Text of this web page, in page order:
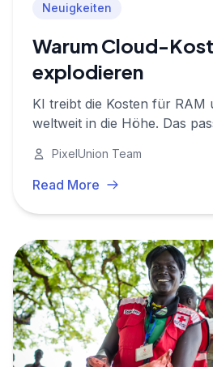
Neuigkeiten
Warum Cloud-
explodieren
KI treibt die Kosten für RAM
weltweit in die Höhe. Das
Cloud-Anbieter wie
PixelUnion Team
Read More